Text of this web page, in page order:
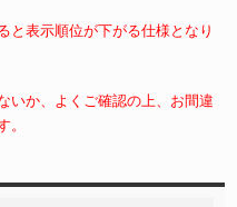
と表示順位が下がる仕様となり
いか、よくご確認の上、お間違
。